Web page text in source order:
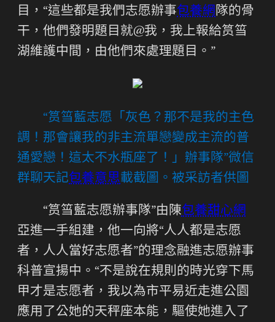
目，“這些都是我們志愿辦事包養網 隊的骨
干，他們發明題目就@我，我上報給筼筜
湖維護中間，由他們來處理題目。”
“筼筜藍志愿「灰色？那不是我的主色
調！那會讓我的非主流單戀變成主流的普
通愛戀！這太不水瓶座了！」辦事隊”微信
群聊天記包養意思載截圖。被采訪者供圖
“筼筜藍志愿辦事隊”由陳包養甜心網
亞進一手組建，他一向將“人人都是志愿
者，人人當好志愿者”的理念融進志愿辦事
科普宣揚中。“不是說在規則的時光穿下馬
甲才是志愿者，我以為市平易近走進公園
應用了公她的天秤座本能，驅使她進入了